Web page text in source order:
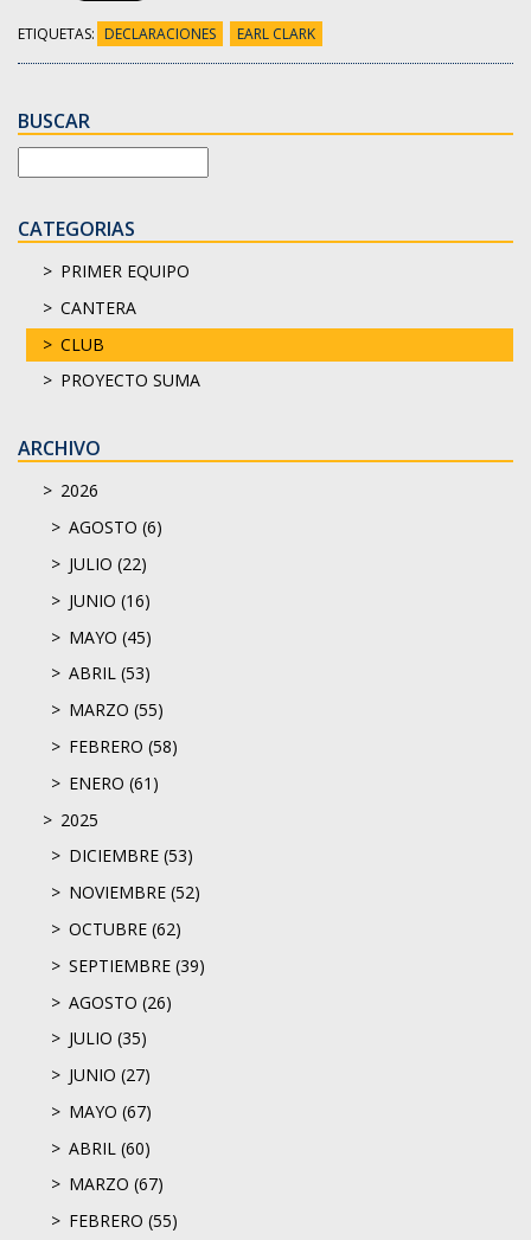
ETIQUETAS: DECLARACIONES EARL CLARK
BUSCAR
CATEGORIAS
PRIMER EQUIPO
CANTERA
CLUB
PROYECTO SUMA
ARCHIVO
2026
AGOSTO (6)
JULIO (22)
JUNIO (16)
MAYO (45)
ABRIL (53)
MARZO (55)
FEBRERO (58)
ENERO (61)
2025
DICIEMBRE (53)
NOVIEMBRE (52)
OCTUBRE (62)
SEPTIEMBRE (39)
AGOSTO (26)
JULIO (35)
JUNIO (27)
MAYO (67)
ABRIL (60)
MARZO (67)
FEBRERO (55)